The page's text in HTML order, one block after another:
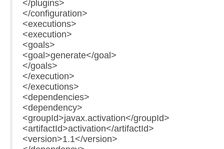
</plugins>
</configuration>
<executions>
<execution>
<goals>
<goal>generate</goal>
</goals>
</execution>
</executions>
<dependencies>
<dependency>
<groupId>javax.activation</groupId>
<artifactId>activation</artifactId>
<version>1.1</version>